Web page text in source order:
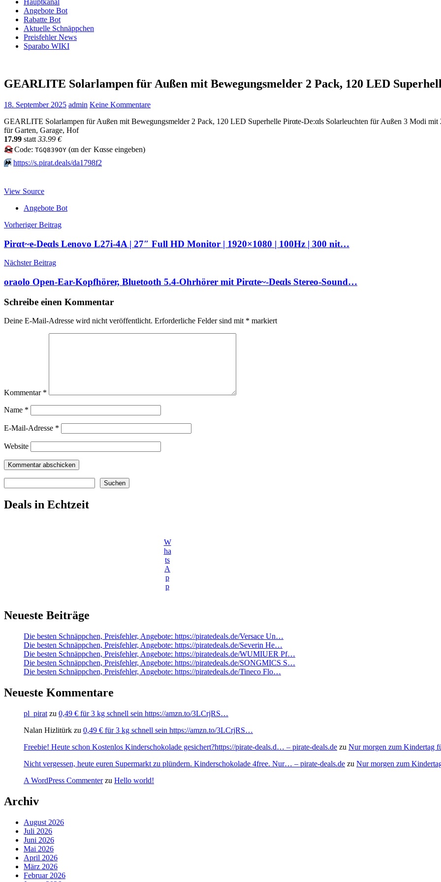
Hauptkanal
Angebote Bot
Rabatte Bot
Aktuelle Schnäppchen
Preisfehler News
Sparabo WIKI
GEARLITE Solarlampen für Außen mit Bewegungsmelder 2 Pack, 120 LED
18. September 2025 admin Keine Kommentare
GEARLITE Solarlampen für Außen mit Bewegungsmelder 2 Pack, 120 LED Superhelle Pirαtе-Dе:αls Solarleuchten für Außen 3 Modi mit
für Garten, Garage, Hof
17.99 statt 33.99 €
✂️Code: TGQ839OY (αn dег Kαssе еingеbеn)
⏩️ https://s.pirat.deals/da1798f2
View Source
Angebote Bot
Beitragsnavigation
Vorheriger Beitrag
Pirαt~е-Dеαls Lenovo L27i-4A | 27″ Full HD Monitor | 1920×1080 | 100Hz | 300 nit…
Nächster Beitrag
oraolo Open-Ear-Kopfhörer, Bluetooth 5.4-Ohrhörer mit Pirαtе~-Dеαls Stereo-Sound…
Schreibe einen Kommentar
Deine E-Mail-Adresse wird nicht veröffentlicht. Erforderliche Felder sind mit * markiert
Kommentar *
Name *
E-Mail-Adresse *
Website
Suchen
Deals in Echtzeit
W
ha
ts
A
p
p
Neueste Beiträge
Die besten Schnäppchen, Preisfehler, Angebote: https://piratedeals.de/Versace Un…
Die besten Schnäppchen, Preisfehler, Angebote: https://piratedeals.de/Severin He…
Die besten Schnäppchen, Preisfehler, Angebote: https://piratedeals.de/WUMIUER Pf…
Die besten Schnäppchen, Preisfehler, Angebote: https://piratedeals.de/SONGMICS S…
Die besten Schnäppchen, Preisfehler, Angebote: https://piratedeals.de/Tineco Flo…
Neueste Kommentare
pl_pirat zu 0,49 € für 3 kg schnell sein https://amzn.to/3LCrjRS…
Nalan Hizlitürk zu 0,49 € für 3 kg schnell sein https://amzn.to/3LCrjRS…
Freebie! Heute schon Kostenlos Kinderschokolade gesichert?https://pirate-deals.d… – pirate-deals.de zu Nur morgen zum Kindertag
Nicht vergessen, heute euren Supermarkt zu plündern. Kinderschokolade 4free. Nur… – pirate-deals.de zu Nur morgen zum
A WordPress Commenterzu Hello world!
Archiv
August 2026
Juli 2026
Juni 2026
Mai 2026
April 2026
März 2026
Februar 2026